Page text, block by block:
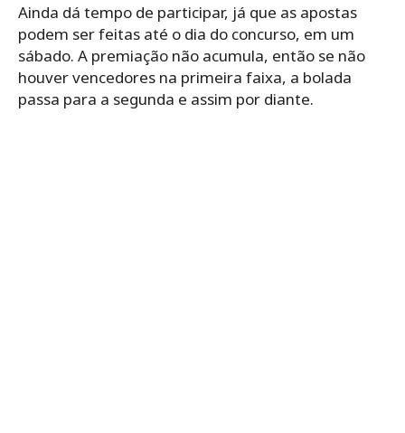
Ainda dá tempo de participar, já que as apostas
podem ser feitas até o dia do concurso, em um
sábado. A premiação não acumula, então se não
houver vencedores na primeira faixa, a bolada
passa para a segunda e assim por diante.